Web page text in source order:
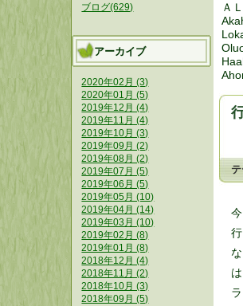
Ａ
テ
ブログ(629)
アーカイブ
2020年02月 (3)
2020年01月 (5)
2019年12月 (4)
2019年11月 (4)
2019年10月 (3)
2019年09月 (2)
2019年08月 (2)
2019年07月 (5)
2019年06月 (5)
2019年05月 (10)
2019年04月 (14)
2019年03月 (10)
2019年02月 (8)
2019年01月 (8)
2018年12月 (4)
2018年11月 (2)
2018年10月 (3)
2018年09月 (5)